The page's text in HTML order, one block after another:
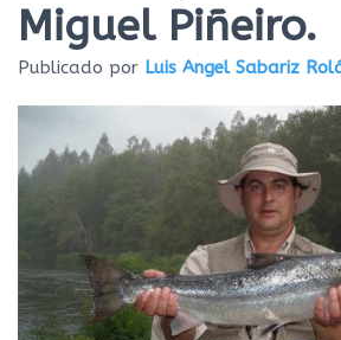
Miguel Piñeiro.
Publicado por Luis Angel Sabariz